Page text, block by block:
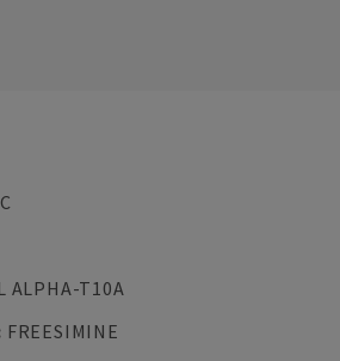
ALPHA-T10A
FREESIMINE